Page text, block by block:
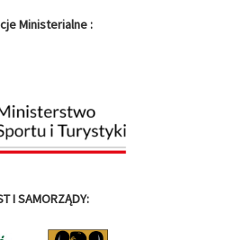
wyniki
oraz wszystkie klasyfikacje
indywidualne jak i drużynowe,
Ministerialne :
I SAMORZĄDY: